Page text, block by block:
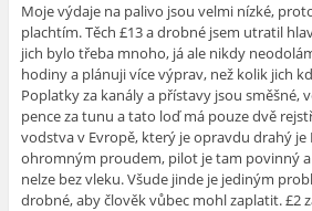
Moje výdaje na palivo jsou velmi nízké,
plachtím. Těch £13 a drobné jsem utratil
jich bylo třeba mnoho, já ale nikdy
hodiny a plánuji více výprav, než kolik jich
Poplatky za kanály a přístavy jsou směšné,
pence za tunu a tato loď má pouze dvě
vodstva v Evropě, který je opravdu drahý je
ohromným proudem, pilot je tam povinný
nelze bez vleku. Všude jinde je jediným
drobné, aby člověk vůbec mohl zaplatit. £2